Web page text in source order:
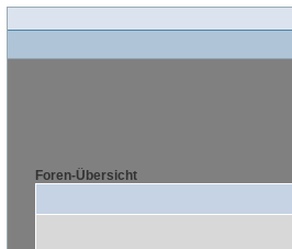
Foren-Übersicht